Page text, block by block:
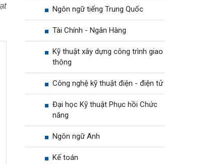
Ngôn ngữ tiếng Trung Quốc
Tài Chính - Ngân Hàng
Kỹ thuật xây dựng công trình giao
thông
Công nghệ kỹ thuật điện - điện tử
Đại học Kỹ thuật Phục hồi Chức
năng
Ngôn ngữ Anh
Kế toán